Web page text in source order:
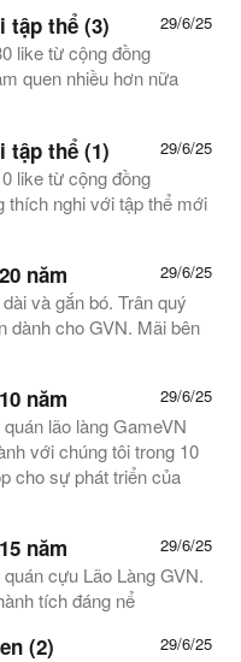
29/6/25
tập thể (3)
like từ cộng đồng
quen nhiều hơn nữa
29/6/25
tập thể (1)
like từ cộng đồng
thích nghi với tập thể mới
29/6/25
năm
và gắn bó. Trân quý
dành cho GVN. Mãi bên
29/6/25
năm
lão làng GameVN
với chúng tôi trong 10
cho sự phát triển của
29/6/25
năm
cựu Lão Làng GVN.
tích đáng nể
29/6/25
(2)